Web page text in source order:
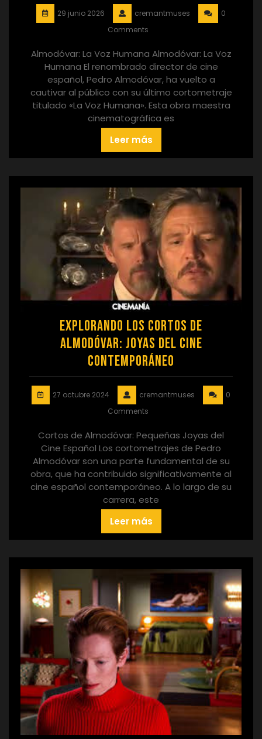
29 junio 2026 cremantmuses
0
Comments
Almodóvar: La Voz Humana Almodóvar: La Voz
Humana El renombrado director de cine
español, Pedro Almodóvar, ha vuelto a
cautivar al público con su último cortometraje
titulado «La Voz Humana». Esta obra maestra
cinematográfica es
Leer más
Explorando los Cortos de
Almodóvar: Joyas del Cine
Contemporáneo
27 octubre 2024 cremantmuses
0
Comments
Cortos de Almodóvar: Pequeñas Joyas del
Cine Español Los cortometrajes de Pedro
Almodóvar son una parte fundamental de su
obra, que ha contribuido significativamente al
cine español contemporáneo. A lo largo de su
carrera, este
Leer más